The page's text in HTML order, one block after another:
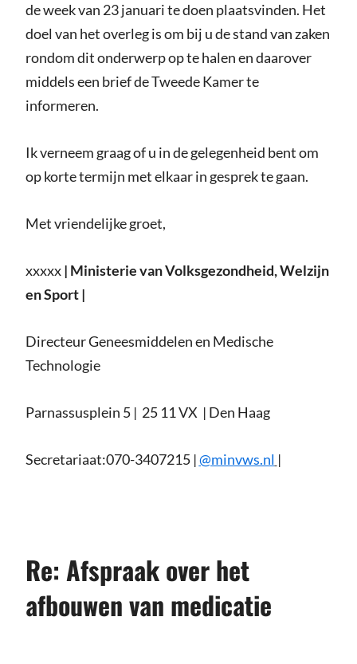
de week van 23 januari te doen plaatsvinden. Het
doel van het overleg is om bij u de stand van zaken
rondom dit onderwerp op te halen en daarover
middels een brief de Tweede Kamer te
informeren.
Ik verneem graag of u in de gelegenheid bent om
op korte termijn met elkaar in gesprek te gaan.
Met vriendelijke groet,
xxxxx| Ministerie van Volksgezondheid, Welzijn
en Sport |
Directeur Geneesmiddelen en Medische
Technologie
Parnassusplein 5 | 25 11 VX | Den Haag
Secretariaat:070-3407215 |@minvws.nl |
Re: Afspraak over het
afbouwen van medicatie